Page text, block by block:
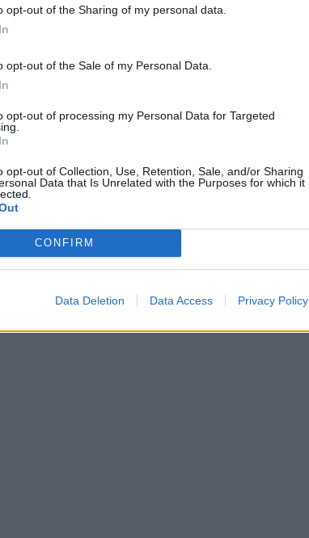
opt-out of the Sharing of my personal data.
opt-out of the Sale of my Personal Data.
opt-out of processing my Personal Data for Targeted
opt-out of Collection, Use, Retention, Sale, and/or Sharing
Data that Is Unrelated with the Purposes for which it
CONFIRM
Data Deletion Data Access Privacy Policy